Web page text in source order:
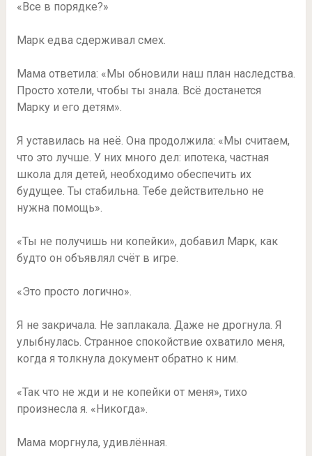
«Все в порядке?»
Марк едва сдерживал смех.
Мама ответила: «Мы обновили наш план наследства.
Просто хотели, чтобы ты знала. Всё достанется
Марку и его детям».
Я уставилась на неё. Она продолжила: «Мы считаем,
что это лучше. У них много дел: ипотека, частная
школа для детей, необходимо обеспечить их
будущее. Ты стабильна. Тебе действительно не
нужна помощь».
«Ты не получишь ни копейки», добавил Марк, как
будто он объявлял счёт в игре.
«Это просто логично».
Я не закричала. Не заплакала. Даже не дрогнула. Я
улыбнулась. Странное спокойствие охватило меня,
когда я толкнула документ обратно к ним.
«Так что не жди и не копейки от меня», тихо
произнесла я. «Никогда».
Мама моргнула, удивлённая.